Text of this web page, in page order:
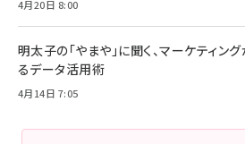
4月20日 8:00
明太子の「やまや」に聞く、マーケティン
るデータ活用術
4月14日 7:05